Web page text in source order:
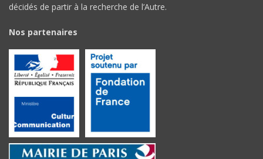
décidés de partir à la recherche de l’Autre.
Nos partenaires